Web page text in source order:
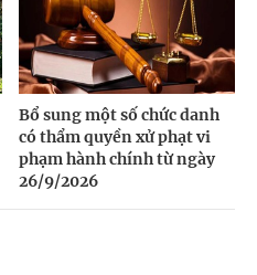
Bổ sung một số chức danh
có thẩm quyền xử phạt vi
phạm hành chính từ ngày
26/9/2026